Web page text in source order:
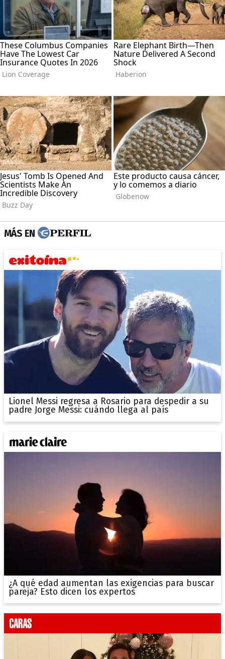
MÁS EN
Lionel Messi regresa a Rosario para despedir a su
padre Jorge Messi: cuándo llega al país
¿A qué edad aumentan las exigencias para buscar
pareja? Esto dicen los expertos